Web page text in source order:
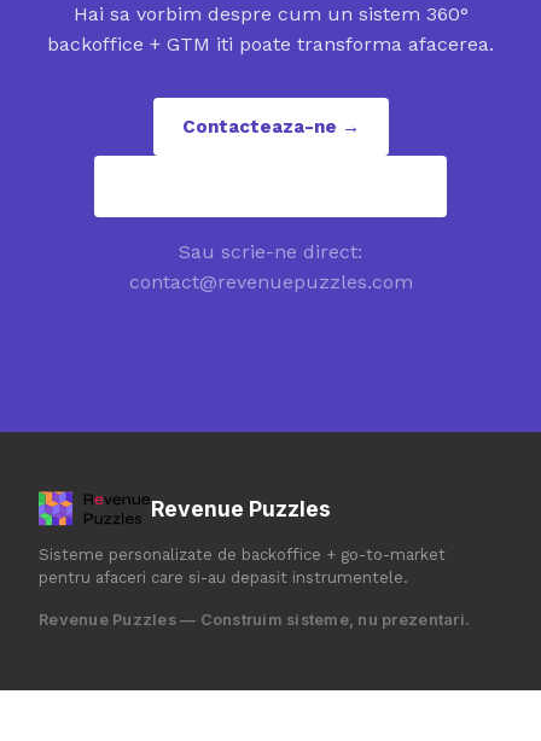
Hai sa vorbim despre cum un sistem 360°
backoffice + GTM iti poate transforma afacerea.
Contacteaza-ne →
Sau scrie-ne direct:
contact@revenuepuzzles.com
Revenue Puzzles
Sisteme personalizate de backoffice + go-to-market
pentru afaceri care si-au depasit instrumentele.
Revenue Puzzles — Construim sisteme, nu prezentari.